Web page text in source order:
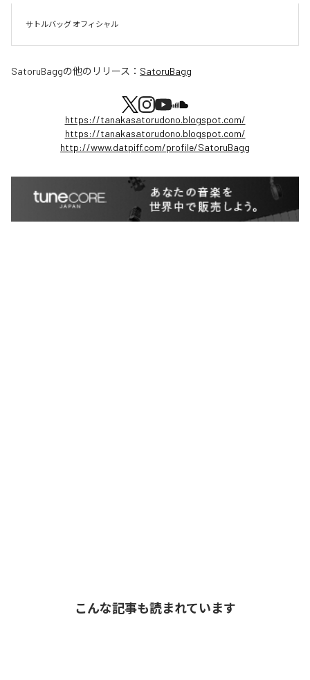
サトルバッグ オフィシャル
SatoruBaggの他のリリース： SatoruBagg
https://tanakasatorudono.blogspot.com/
https://tanakasatorudono.blogspot.com/
http://www.datpiff.com/profile/SatoruBagg
こんな記事も読まれています